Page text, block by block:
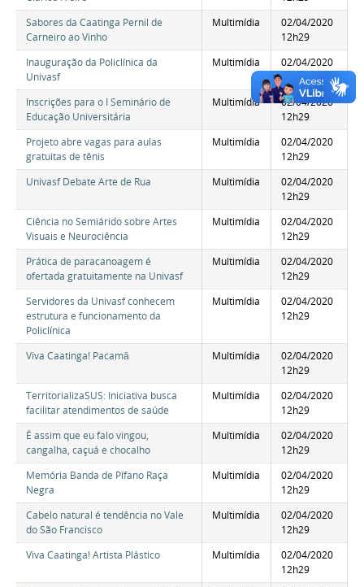
Sabores da Caatinga Pernil de
Carneiro ao Vinho
Multimídia
02/04/2020
12h29
Inauguração da Policlínica da
Univasf
Multimídia
02/04/2020
12h29
Inscrições para o I Seminário de
Educação Universitária
Multimídia
02/04/2020
12h29
Projeto abre vagas para aulas
gratuitas de tênis
Multimídia
02/04/2020
12h29
Univasf Debate Arte de Rua
Multimídia
02/04/2020
12h29
Ciência no Semiárido sobre Artes
Visuais e Neurociência
Multimídia
02/04/2020
12h29
Prática de paracanoagem é
ofertada gratuitamente na Univasf
Multimídia
02/04/2020
12h29
Servidores da Univasf conhecem
estrutura e funcionamento da
Policlínica
Multimídia
02/04/2020
12h29
Viva Caatinga! Pacamā Multimídia
02/04/2020
12h29
TerritorializaSUS: Iniciativa busca
facilitar atendimentos de saúde
Multimídia
02/04/2020
12h29
É assim que eu falo vingou,
cangalha, caçuá e chocalho
Multimídia
02/04/2020
12h29
Memória Banda de Pífano Raça
Negra
Multimídia
02/04/2020
12h29
Cabelo natural é tendência no Vale
do São Francisco
Multimídia
02/04/2020
12h29
Viva Caatinga! Artista Plástico
Multimídia
02/04/2020
12h29